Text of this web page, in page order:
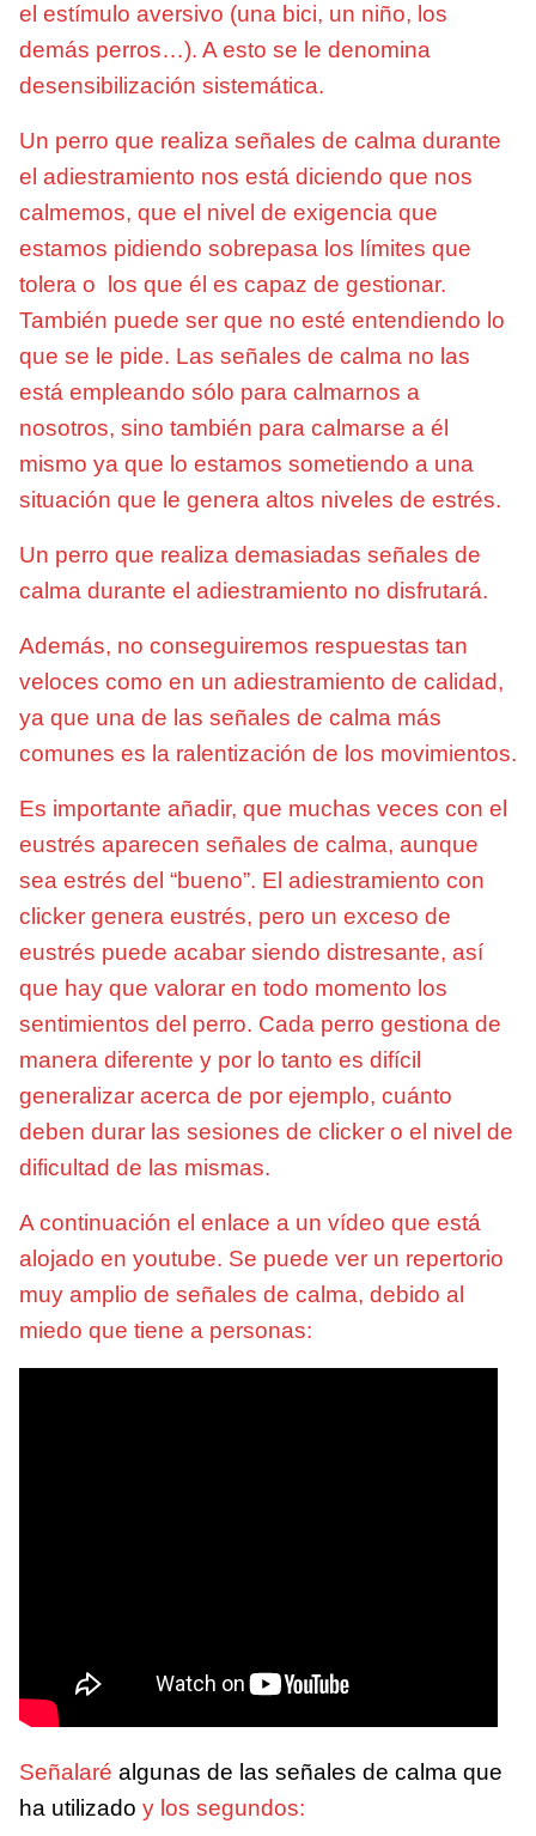
el estímulo aversivo (una bici, un niño, los
demás perros…). A esto se le denomina
desensibilización sistemática.
Un perro que realiza señales de calma durante
el adiestramiento nos está diciendo que nos
calmemos, que el nivel de exigencia que
estamos pidiendo sobrepasa los límites que
tolera o los que él es capaz de gestionar.
También puede ser que no esté entendiendo lo
que se le pide. Las señales de calma no las
está empleando sólo para calmarnos a
nosotros, sino también para calmarse a él
mismo ya que lo estamos sometiendo a una
situación que le genera altos niveles de estrés.
Un perro que realiza demasiadas señales de
calma durante el adiestramiento no disfrutará.
Además, no conseguiremos respuestas tan
veloces como en un adiestramiento de calidad,
ya que una de las señales de calma más
comunes es la ralentización de los movimientos.
Es importante añadir, que muchas veces con el
eustrés aparecen señales de calma, aunque
sea estrés del “bueno”. El adiestramiento con
clicker genera eustrés, pero un exceso de
eustrés puede acabar siendo distresante, así
que hay que valorar en todo momento los
sentimientos del perro. Cada perro gestiona de
manera diferente y por lo tanto es difícil
generalizar acerca de por ejemplo, cuánto
deben durar las sesiones de clicker o el nivel de
dificultad de las mismas.
A continuación el enlace a un vídeo que está
alojado en youtube. Se puede ver un repertorio
muy amplio de señales de calma, debido al
miedo que tiene a personas:
Señalaré algunas de las señales de calma que
ha utilizado y los segundos: